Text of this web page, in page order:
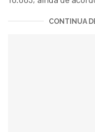
CONTINUA